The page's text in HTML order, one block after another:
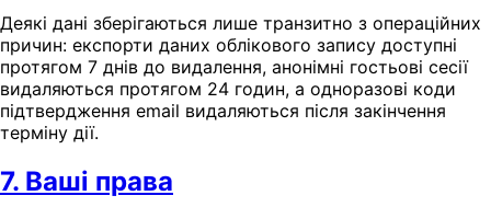
Деякі дані зберігаються лише транзитно з операційних
причин: експорти даних облікового запису доступні
протягом 7 днів до видалення, анонімні гостьові сесії
видаляються протягом 24 годин, а одноразові коди
підтвердження email видаляються після закінчення
терміну дії.
7. Ваші права